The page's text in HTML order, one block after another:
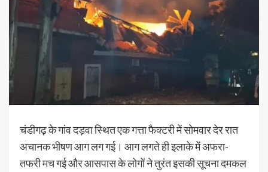
चंडीगढ़ के गांव दड़वा स्थित एक गत्ता फैक्टरी में सोमवार देर रात
अचानक भीषण आग लग गई। आग लगते ही इलाके में अफरा-
तफरी मच गई और आसपास के लोगों ने तुरंत इसकी सूचना दमकल